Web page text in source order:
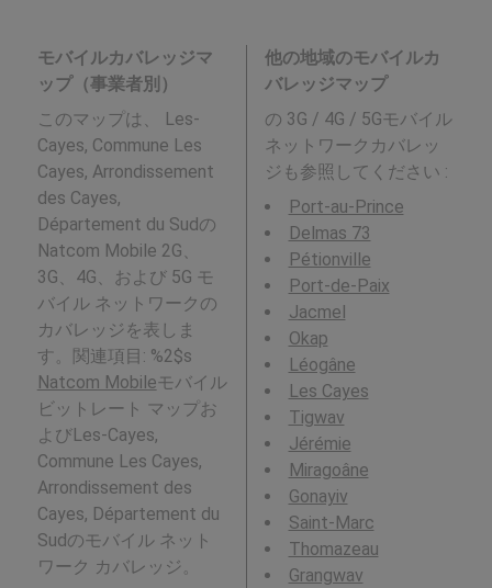
モバイルカバレッジマ
ップ（事業者別）
このマップは、 Les-
Cayes, Commune Les
Cayes, Arrondissement
des Cayes,
Département du Sudの
Natcom Mobile 2G、
3G、4G、および 5G モ
バイル ネットワークの
カバレッジを表しま
す。関連項目: %2$s
Natcom Mobileモバイル
ビットレート マップお
よびLes-Cayes,
Commune Les Cayes,
Arrondissement des
Cayes, Département du
Sudのモバイル ネット
ワーク カバレッジ。
他の地域のモバイルカ
バレッジマップ
の 3G / 4G / 5Gモバイル
ネットワークカバレッ
ジも参照してください :
Port-au-Prince
Delmas 73
Pétionville
Port-de-Paix
Jacmel
Okap
Léogâne
Les Cayes
Tigwav
Jérémie
Miragoâne
Gonayiv
Saint-Marc
Thomazeau
Grangwav